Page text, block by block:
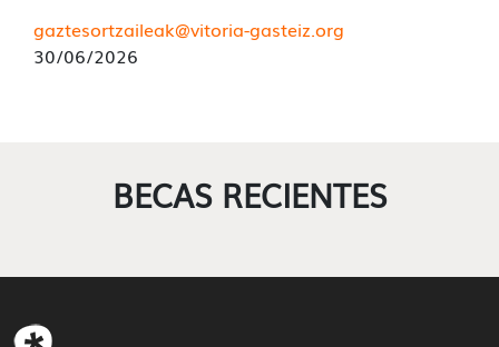
gaztesortzaileak@vitoria-gasteiz.org
30/06/2026
BECAS RECIENTES